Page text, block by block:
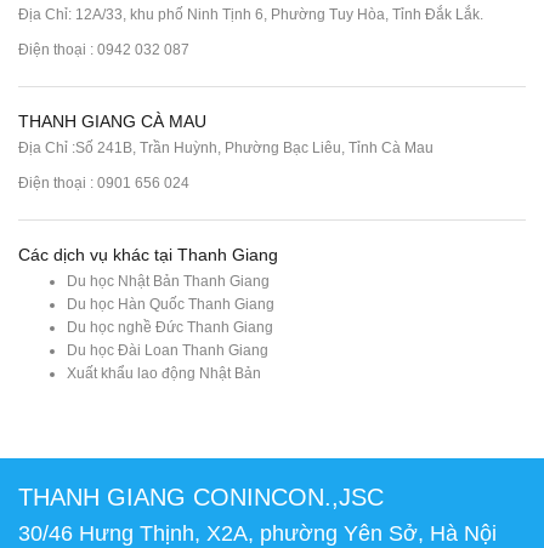
Địa Chỉ: 12A/33, khu phố Ninh Tịnh 6, Phường Tuy Hòa, Tỉnh Đắk Lắk.
Điện thoại : 0942 032 087
THANH GIANG CÀ MAU
Địa Chỉ :Số 241B, Trần Huỳnh, Phường Bạc Liêu, Tỉnh Cà Mau
Điện thoại : 0901 656 024
Các dịch vụ khác tại Thanh Giang
Du học Nhật Bản Thanh Giang
Du học Hàn Quốc Thanh Giang
Du học nghề Đức Thanh Giang
Du học Đài Loan Thanh Giang
Xuất khẩu lao động Nhật Bản
THANH GIANG CONINCON.,JSC
30/46 Hưng Thịnh, X2A, phường Yên Sở, Hà Nội